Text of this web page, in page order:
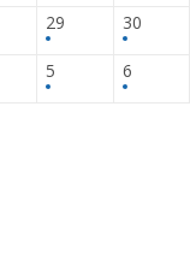
29 30
5 6